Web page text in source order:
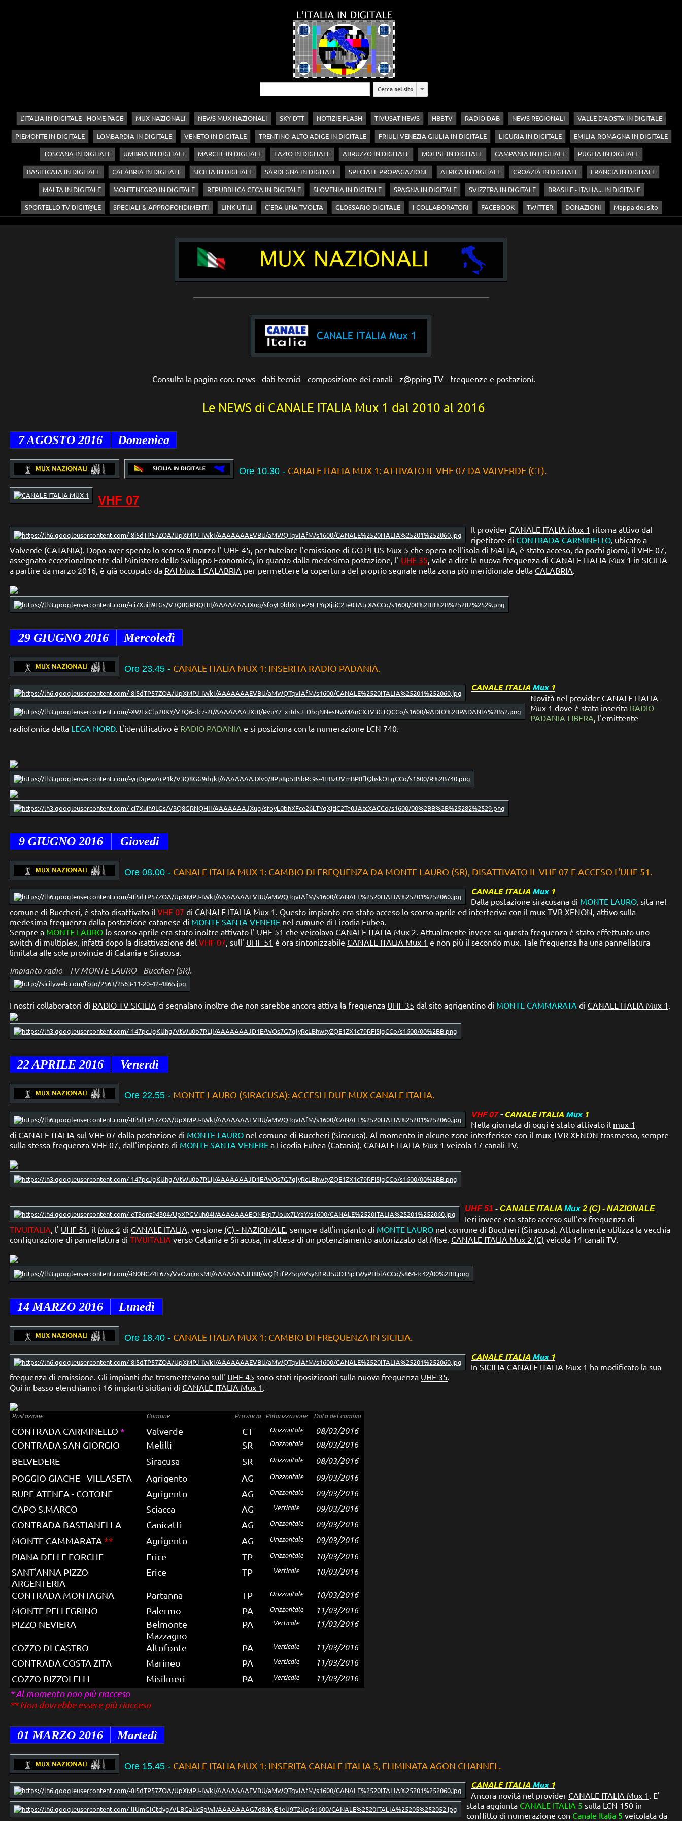
Cerca nel sito
L'ITALIA IN DIGITALE - HOME PAGE MUX NAZIONALI NEWS MUX NAZIONALI SKY DTT NOTIZIE FLASH TIVUSAT NEWS HBBTV RADIO DAB NEWS REGIONALI VALLE D'AOSTA IN DIGITALE
PIEMONTE IN DIGITALE LOMBARDIA IN DIGITALE VENETO IN DIGITALE TRENTINO-ALTO ADIGE IN DIGITALE FRIULI VENEZIA GIULIA IN DIGITALE LIGURIA IN DIGITALE EMILIA-ROMAGNA IN DIGITALE
TOSCANA IN DIGITALE UMBRIA IN DIGITALE MARCHE IN DIGITALE LAZIO IN DIGITALE ABRUZZO IN DIGITALE MOLISE IN DIGITALE CAMPANIA IN DIGITALE PUGLIA IN DIGITALE
BASILICATA IN DIGITALE CALABRIA IN DIGITALE SICILIA IN DIGITALE SARDEGNA IN DIGITALE SPECIALE PROPAGAZIONE AFRICA IN DIGITALE CROAZIA IN DIGITALE FRANCIA IN DIGITALE
MALTA IN DIGITALE MONTENEGRO IN DIGITALE REPUBBLICA CECA IN DIGITALE SLOVENIA IN DIGITALE SPAGNA IN DIGITALE SVIZZERA IN DIGITALE BRASILE - ITALIA... IN DIGITALE
SPORTELLO TV DIGIT@LE SPECIALI & APPROFONDIMENTI LINK UTILI C'ERA UNA TVOLTA GLOSSARIO DIGITALE I COLLABORATORI FACEBOOK TWITTER DONAZIONI Mappa del sito
Consulta la pagina con: news - dati tecnici - composizione dei canali - z@pping TV - frequenze e postazioni.
Le NEWS di CANALE ITALIA Mux 1 dal 2010 al 2016
7AGOSTO 2016 Domenica
Ore 10.30 - CANALE ITALIA MUX 1: ATTIVATO IL VHF 07 DA VALVERDE (CT).
VHF 07
Il provider CANALE ITALIA Mux 1 ritorna attivo dal
ripetitore di CONTRADA CARMINELLO, ubicato a
Valverde (CATANIA). Dopo aver spento lo scorso 8 marzo l' UHF 45, per tutelare l'emissione di GO PLUS Mux 5 che opera nell'isola di MALTA, è stato acceso, da pochi giorni, il VHF 07,
assegnato eccezionalmente dal Ministero dello Sviluppo Economico, in quanto dalla medesima postazione, l' UHF 35, vale a dire la nuova frequenza di CANALE ITALIA Mux 1 in SICILIA
a partire da marzo 2016, è già occupato da RAI Mux 1 CALABRIA per permettere la copertura del proprio segnale nella zona più meridionale della CALABRIA.
29 GIUGNO2016 Mercoledì
Ore 23.45 - CANALE ITALIA MUX 1: INSERITA RADIO PADANIA.
CANALE ITALIA Mux1
Novità nel provider CANALE ITALIA
Mux 1 dove è stata inserita RADIO
PADANIA LIBERA, l'emittente
radiofonica della LEGA NORD. L'identificativo è RADIO PADANIA e si posiziona con la numerazione LCN 740.
9 GIUGNO2016 Giovedi
Ore 08.00 - CANALE ITALIA MUX 1: CAMBIO DI FREQUENZA DA MONTE LAURO (SR), DISATTIVATO IL VHF 07 E ACCESO L'UHF 51.
CANALE ITALIA Mux1
Dalla postazione siracusana di MONTE LAURO, sita nel
comune di Buccheri, è stato disattivato il VHF 07 di CANALE ITALIA Mux 1 . Questo impianto era stato acceso lo scorso aprile ed interferiva con il mux TVR XENON, attivo sulla
medesima frequenza dalla postazione catanese di MONTE SANTA VENERE nel cumune di Licodia Eubea.
Sempre a MONTE LAURO lo scorso aprile era stato inoltre attivato l' UHF 51 che veicolava CANALE ITALIA Mux 2. Attualmente invece su questa frequenza è stato effettuato uno
switch di multiplex, infatti dopo la disattivazione del VHF 07, sull' UHF 51 è ora sintonizzabile CANALE ITALIA Mux 1 e non più il secondo mux. Tale frequenza ha una pannellatura
limitata alle sole provincie di Catania e Siracusa.
Impianto radio - TV MONTE LAURO - Buccheri (SR).
I nostri collaboratori di RADIO TV SICILIA ci segnalano inoltre che non sarebbe ancora attiva la frequenza UHF 35 dal sito agrigentino di MONTE CAMMARATA di CANALE ITALIA Mux 1 .
22 APRILE 2016 Venerdì
Ore 22.55 - MONTE LAURO (SIRACUSA): ACCESI I DUE MUX CANALE ITALIA.
VHF 07 -CANALE ITALIA Mux1
Nella giornata di oggi è stato attivato il mux 1
di CANALE ITALIA sul VHF 07 dalla postazione di MONTE LAURO nel comune di Buccheri (Siracusa). Al momento in alcune zone interferisce con il mux TVR XENON trasmesso, sempre
sulla stessa frequenza VHF 07, dall'impianto di MONTE SANTA VENERE a Licodia Eubea (Catania). CANALE ITALIA Mux 1 veicola 17 canali TV.
UHF 51 - CANALE ITALIA Mux2 (C) - NAZIONALE
Ieri invece era stato acceso sull'ex frequenza di
TIVUITALIA, l' UHF 51 , il Mux 2 di CANALE ITALIA, versione (C) - NAZIONALE, sempre dall'impianto di MONTE LAURO nel comune di Buccheri (Siracusa). Attualmente utilizza la vecchia
configurazione di pannellatura di TIVUITALIA verso Catania e Siracusa, in attesa di un potenziamento autorizzato dal Mise. CANALE ITALIA Mux 2 (C) veicola 14 canali TV.
14 MARZO 2016 Lunedì
Ore 18.40 - CANALE ITALIA MUX 1: CAMBIO DI FREQUENZA IN SICILIA.
CANALE ITALIA Mux1
In SICILIA CANALE ITALIA Mux 1 ha modificato la sua
frequenza di emissione. Gli impianti che trasmettevano sull' UHF 45 sono stati riposizionati sulla nuova frequenza UHF 35.
Qui in basso elenchiamo i 16 impianti siciliani di CANALE ITALIA Mux 1 .
Postazione Comune Provincia Polarizzazione Data del cambio
CONTRADA CARMINELLO * Valverde CT Orizzontale
08/03/2016
CONTRADA SAN GIORGIO
Melilli SR Orizzontale
08/03/2016
BELVEDERE
Siracusa SR Orizzontale
08/03/2016
POGGIO GIACHE - VILLASETA
Agrigento AG Orizzontale
09/03/2016
RUPE ATENEA - COTONE
Agrigento AG Orizzontale
09/03/2016
CAPO S.MARCO
Sciacca AG Verticale
09/03/2016
CONTRADA BASTIANELLA
Canicattì AG Orizzontale
09/03/2016
MONTE CAMMARATA ** Agrigento AG Orizzontale
09/03/2016
PIANA DELLE FORCHE
Erice TP Orizzontale
10/03/2016
SANT'ANNA PIZZO
ARGENTERIA
Erice TP Verticale 10/03/2016
CONTRADA MONTAGNA Partanna TP Orizzontale
10/03/2016
MONTE PELLEGRINO
Palermo PA Orizzontale
11/03/2016
PIZZO NEVIERA
Belmonte
Mazzagno
PA Verticale 11/03/2016
COZZO DI CASTRO Altofonte PA Verticale
11/03/2016
CONTRADA COSTA ZITA
Marineo PA Verticale
11/03/2016
COZZO BIZZOLELLI
Misilmeri PA Verticale 11/03/2016
* Al momento non più riacceso
** Non dovrebbe essere più riacceso
01 MARZO 2016 Martedì
Ore 15.45 - CANALE ITALIA MUX 1: INSERITA CANALE ITALIA 5, ELIMINATA AGON CHANNEL.
CANALE ITALIA Mux1
Ancora novità nel provider CANALE ITALIA Mux 1 . E'
stata aggiunta CANALE ITALIA 5 sulla LCN 150 in
conflitto di numerazione con Canale Italia 5 veicolata da